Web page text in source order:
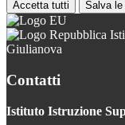
Accetta tutti Salva le
Giulianova
Contatti
Istituto Istruzione